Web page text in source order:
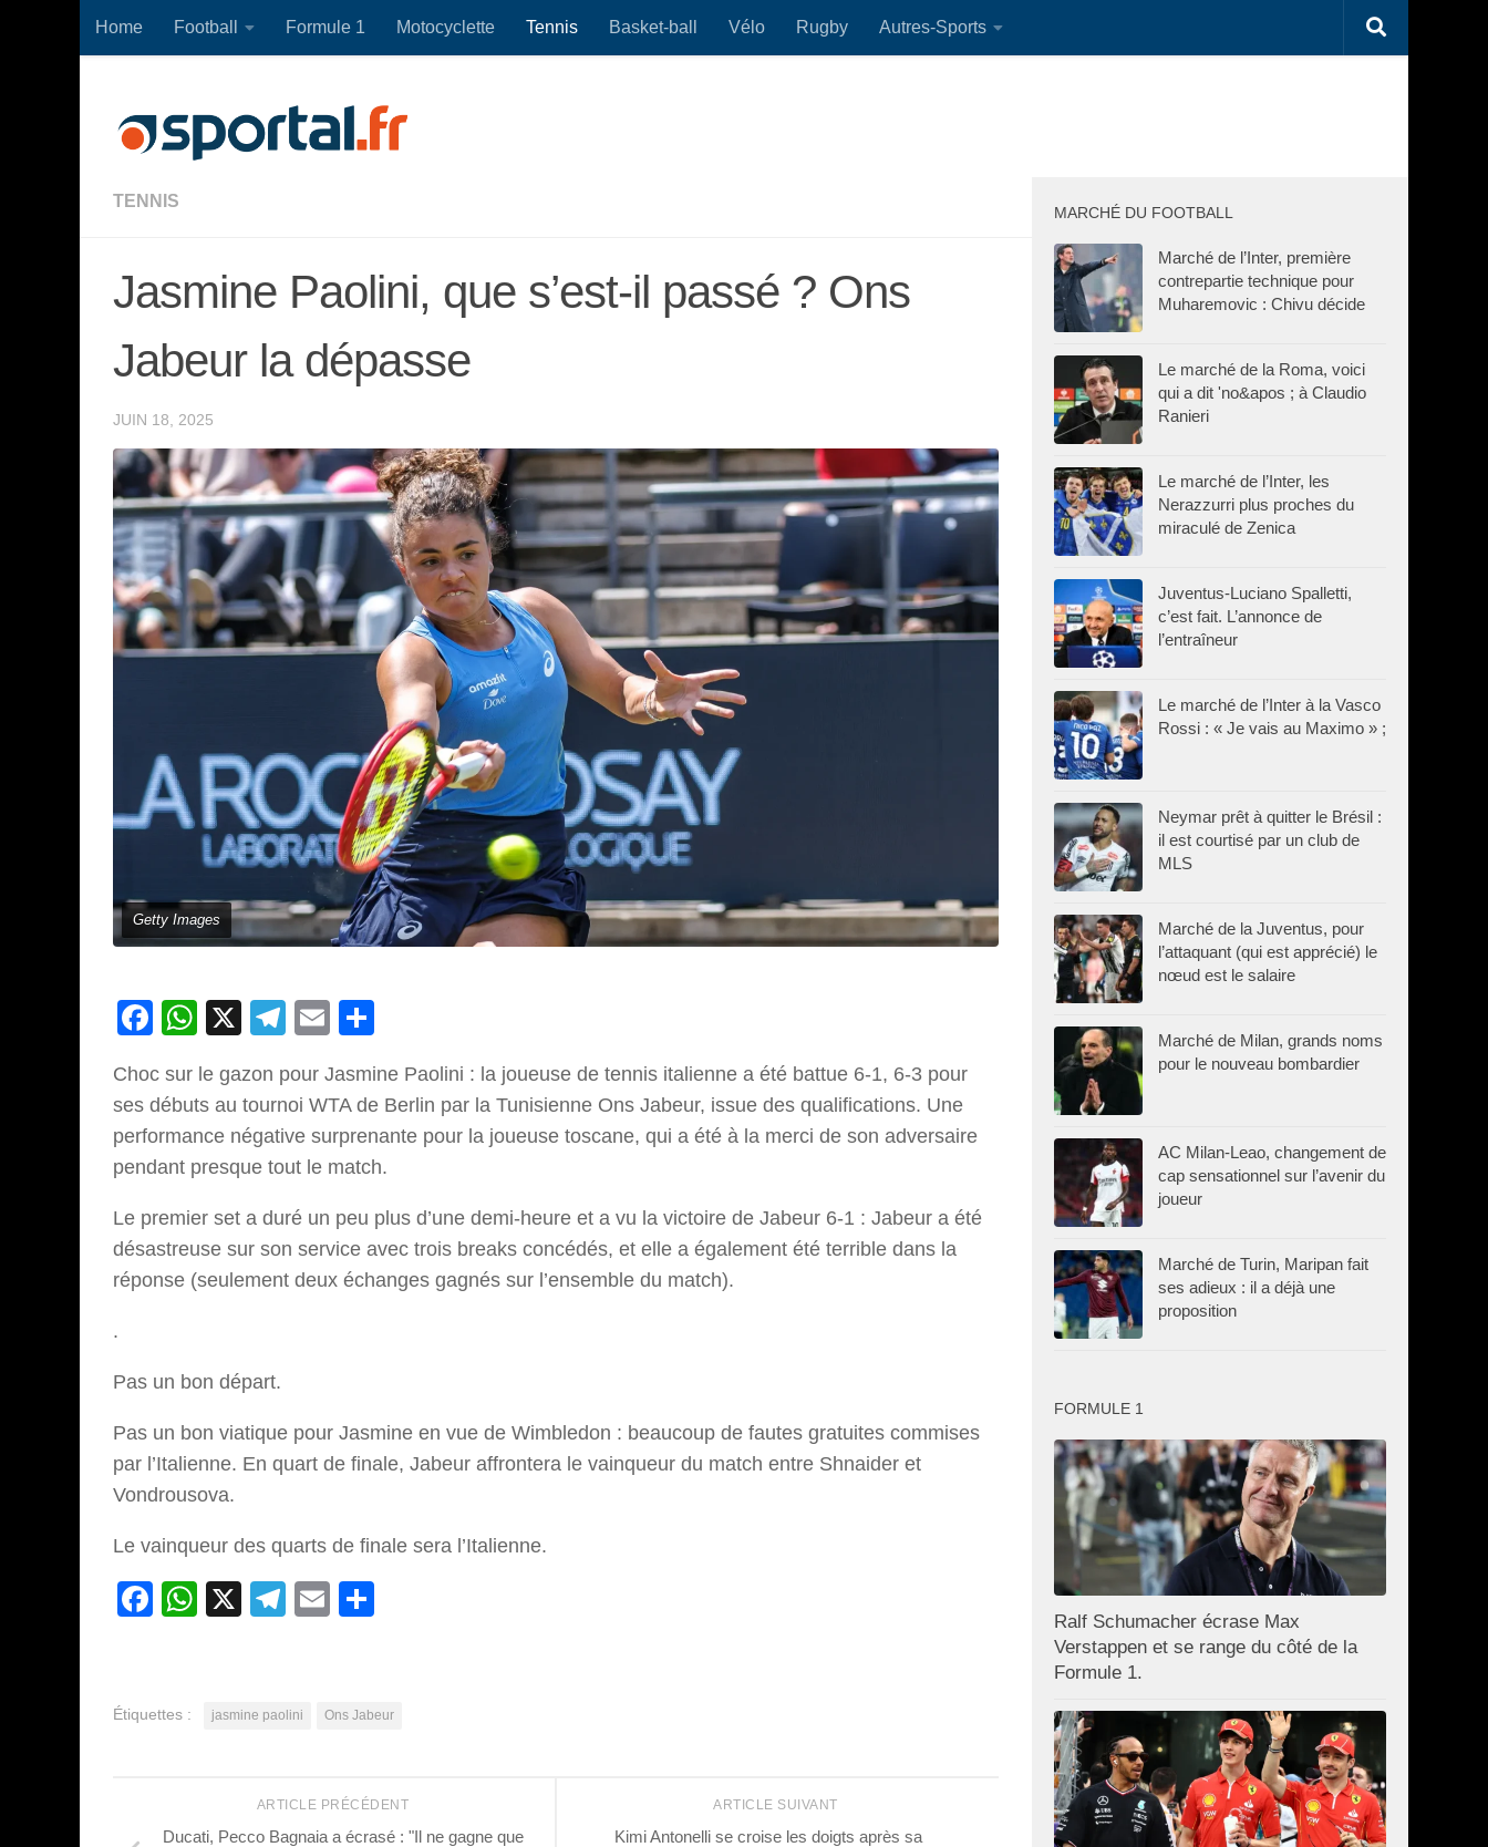
Skip to content
Home Football Formule 1 Motocyclette Tennis Basket-ball Vélo Rugby Autres-Sports
TENNIS
Jasmine Paolini, que s’est-il passé ? Ons
Jabeur la dépasse
JUIN 18, 2025
Getty Images
Facebook
WhatsApp
X Telegram
Email
Choc sur le gazon pour Jasmine Paolini : la joueuse de tennis italienne a été battue 6-1, 6-3 pour
ses débuts au tournoi WTA de Berlin par la Tunisienne Ons Jabeur, issue des qualifications. Une
performance négative surprenante pour la joueuse toscane, qui a été à la merci de son adversaire
pendant presque tout le match.
Le premier set a duré un peu plus d’une demi-heure et a vu la victoire de Jabeur 6-1 : Jabeur a été
désastreuse sur son service avec trois breaks concédés, et elle a également été terrible dans la
réponse (seulement deux échanges gagnés sur l’ensemble du match).
.
Pas un bon départ.
Pas un bon viatique pour Jasmine en vue de Wimbledon : beaucoup de fautes gratuites commises
par l’Italienne. En quart de finale, Jabeur affrontera le vainqueur du match entre Shnaider et
Vondrousova.
Le vainqueur des quarts de finale sera l’Italienne.
Facebook
WhatsApp
X Telegram
Email
Étiquettes : jasmine paolini Ons Jabeur
ARTICLE SUIVANT
Kimi Antonelli se croise les doigts après sa
ARTICLE PRÉCÉDENT
Ducati, Pecco Bagnaia a écrasé : "Il ne gagne que
MARCHÉ DU FOOTBALL
Marché de l’Inter, première
contrepartie technique pour
Muharemovic : Chivu décide
Le marché de la Roma, voici
qui a dit 'no&apos ; à Claudio
Ranieri
Le marché de l’Inter, les
Nerazzurri plus proches du
miraculé de Zenica
Juventus-Luciano Spalletti,
c’est fait. L’annonce de
l’entraîneur
Le marché de l’Inter à la Vasco
Rossi : « Je vais au Maximo » ;
Neymar prêt à quitter le Brésil :
il est courtisé par un club de
MLS
Marché de la Juventus, pour
l’attaquant (qui est apprécié) le
nœud est le salaire
Marché de Milan, grands noms
pour le nouveau bombardier
AC Milan-Leao, changement de
cap sensationnel sur l’avenir du
joueur
Marché de Turin, Maripan fait
ses adieux : il a déjà une
proposition
FORMULE 1
Ralf Schumacher écrase Max
Verstappen et se range du côté de la
Formule 1.